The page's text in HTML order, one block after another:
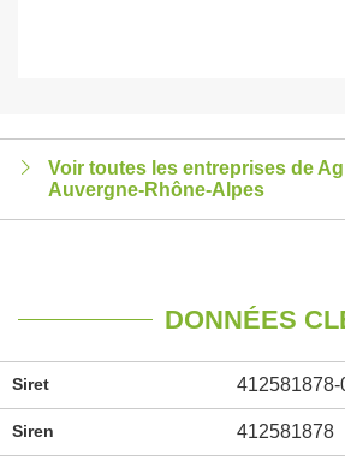
Voir toutes les entreprises de
Auvergne-Rhône-Alpes
DONNÉES
Siret 412581878-
Siren 412581878